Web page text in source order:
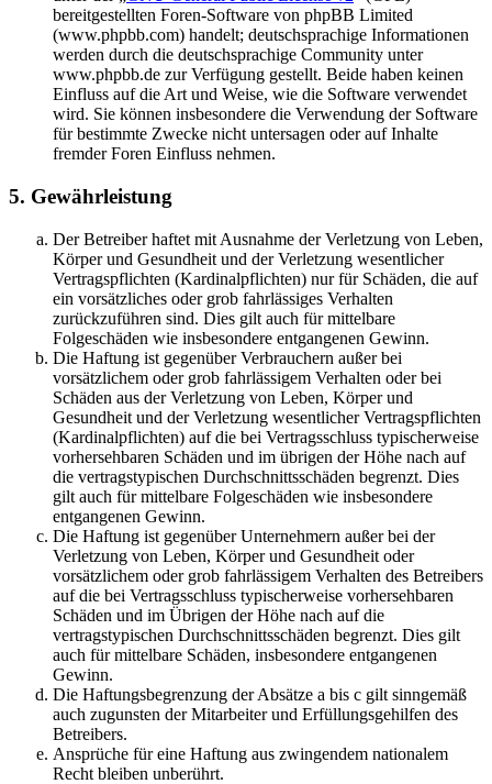
bereitgestellten Foren-Software von phpBB Limited
(www.phpbb.com) handelt; deutschsprachige Informationen
werden durch die deutschsprachige Community unter
www.phpbb.de zur Verfügung gestellt. Beide haben keinen
Einfluss auf die Art und Weise, wie die Software verwendet
wird. Sie können insbesondere die Verwendung der Software
für bestimmte Zwecke nicht untersagen oder auf Inhalte
fremder Foren Einfluss nehmen.
5. Gewährleistung
Der Betreiber haftet mit Ausnahme der Verletzung von Leben,
Körper und Gesundheit und der Verletzung wesentlicher
Vertragspflichten (Kardinalpflichten) nur für Schäden, die auf
ein vorsätzliches oder grob fahrlässiges Verhalten
zurückzuführen sind. Dies gilt auch für mittelbare
Folgeschäden wie insbesondere entgangenen Gewinn.
Die Haftung ist gegenüber Verbrauchern außer bei
vorsätzlichem oder grob fahrlässigem Verhalten oder bei
Schäden aus der Verletzung von Leben, Körper und
Gesundheit und der Verletzung wesentlicher Vertragspflichten
(Kardinalpflichten) auf die bei Vertragsschluss typischerweise
vorhersehbaren Schäden und im übrigen der Höhe nach auf
die vertragstypischen Durchschnittsschäden begrenzt. Dies
gilt auch für mittelbare Folgeschäden wie insbesondere
entgangenen Gewinn.
Die Haftung ist gegenüber Unternehmern außer bei der
Verletzung von Leben, Körper und Gesundheit oder
vorsätzlichem oder grob fahrlässigem Verhalten des Betreibers
auf die bei Vertragsschluss typischerweise vorhersehbaren
Schäden und im Übrigen der Höhe nach auf die
vertragstypischen Durchschnittsschäden begrenzt. Dies gilt
auch für mittelbare Schäden, insbesondere entgangenen
Gewinn.
Die Haftungsbegrenzung der Absätze a bis c gilt sinngemäß
auch zugunsten der Mitarbeiter und Erfüllungsgehilfen des
Betreibers.
Ansprüche für eine Haftung aus zwingendem nationalem
Recht bleiben unberührt.